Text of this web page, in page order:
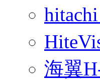
海翼